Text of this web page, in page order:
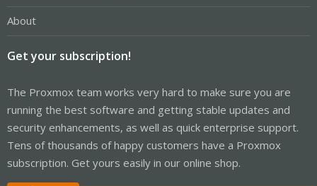
About
Get your subscription!
The Proxmox team works very hard to make sure you are
running the best software and getting stable updates and
security enhancements, as well as quick enterprise support.
Tens of thousands of happy customers have a Proxmox
subscription. Get yours easily in our online shop.